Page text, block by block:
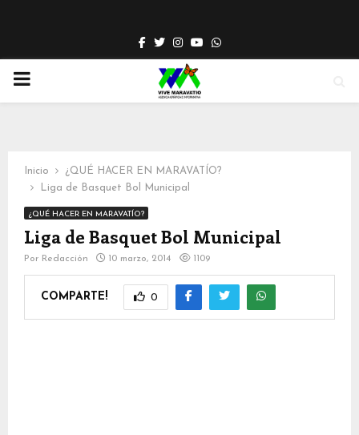
Facebook
TwitterInstagram
YoutubeWhatsapp
PRIMARY
Inicio
¿QUÉ HACER EN MARAVATÍO?
Liga de Basquet Bol Municipal
¿QUÉ HACER EN MARAVATÍO?
Liga de Basquet Bol Municipal
Por Redacción 10 marzo, 2014 1109
COMPARTE! 0